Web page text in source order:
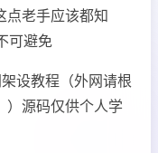
点老手应该都知
可避免
设教程（外网请根
）源码仅供个人学